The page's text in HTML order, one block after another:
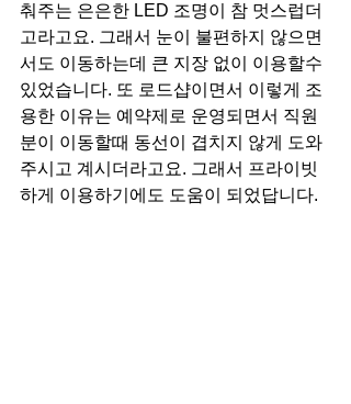
춰주는 은은한 LED 조명이 참 멋스럽더
고라고요. 그래서 눈이 불편하지 않으면
서도 이동하는데 큰 지장 없이 이용할수
있었습니다. 또 로드샵이면서 이렇게 조
용한 이유는 예약제로 운영되면서 직원
분이 이동할때 동선이 겹치지 않게 도와
주시고 계시더라고요. 그래서 프라이빗
하게 이용하기에도 도움이 되었답니다.